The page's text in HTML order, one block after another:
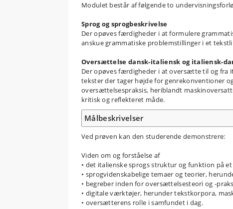
Modulet består af følgende to
Sprog og sprogbeskrivelse
Der opøves færdigheder i at formulere
anskue grammatiske problemstillinger i et
Oversættelse dansk-italiensk og italiensk-
Der opøves færdigheder i at oversætte til og fra
tekster der tager højde for genrekonventioner
oversættelsespraksis, heriblandt
kritisk og reflekteret måde.
Målbeskrivelser
Ved prøven kan den studerende demonstrere:
Viden om og forståelse af
• det italienske sprogs struktur og funktion på
• sprogvidenskabelige temaer og teorier,
• begreber inden for oversættelsesteori og -
• digitale værktøjer, herunder tekstkorpora,
• oversætterens rolle i samfundet i dag.